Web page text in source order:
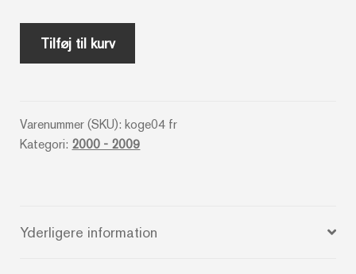
Fedtfattige
Doeser
antal
Tilføj til kurv
Varenummer (SKU):koge04 fr
Kategori: 2000 - 2009
Yderligere information